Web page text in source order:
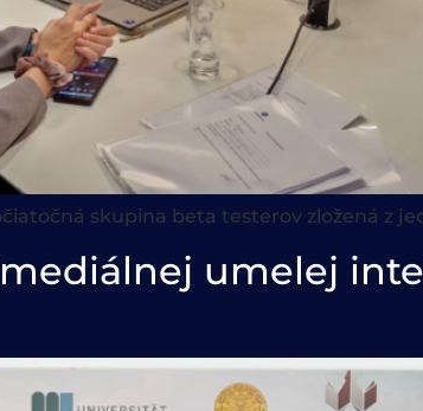
skupina beta testerov zložená z
umelej